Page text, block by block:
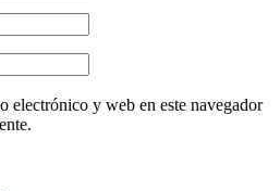
electrónico y web en este navegador